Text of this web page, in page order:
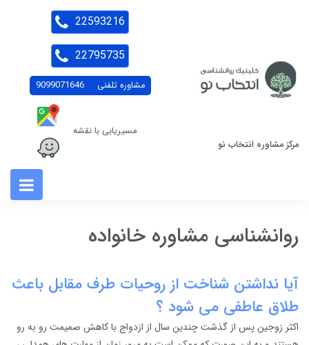
مرکز مشاوره انتخاب نو
مشاوره تلفنی 9099071646
مسیریابی با نقشه
22593216
22795735
روانشناسی مشاوره خانواده
آیا نداشتن شناخت از روحیات طرف مقابل باعث
طلاق عاطفی می شود ؟
اکثر زوجین پس از گذشت چندین سال از ازدواج با کاهش صمیمت رو به رو